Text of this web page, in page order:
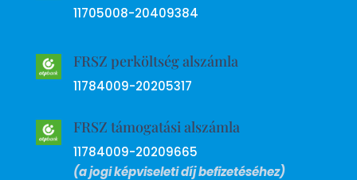
11705008-20409384
FRSZ perköltség alszámla
11784009-20205317
FRSZ támogatási alszámla
11784009-20209665
(a jogi képviseleti díj befizetéséhez)